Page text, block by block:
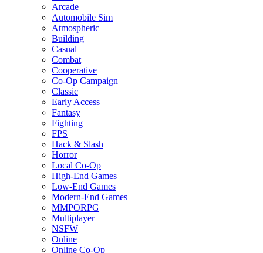
Arcade
Automobile Sim
Atmospheric
Building
Casual
Combat
Cooperative
Co-Op Campaign
Classic
Early Access
Fantasy
Fighting
FPS
Hack & Slash
Horror
Local Co-Op
High-End Games
Low-End Games
Modern-End Games
MMPORPG
Multiplayer
NSFW
Online
Online Co-Op